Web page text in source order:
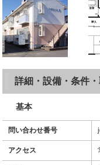
詳細・設備・条件
基本
問い合わせ番号
アクセス